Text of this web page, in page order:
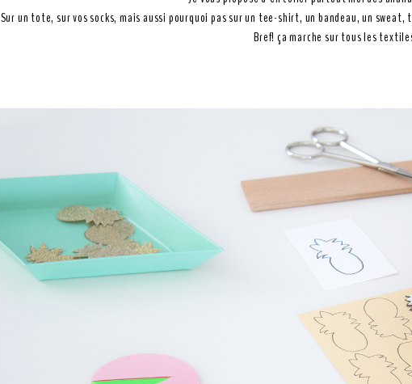
Sur un tote, sur vos socks, mais aussi pourquoi pas sur un tee-shirt, un bandeau, un
Bref! ça marche sur tous les